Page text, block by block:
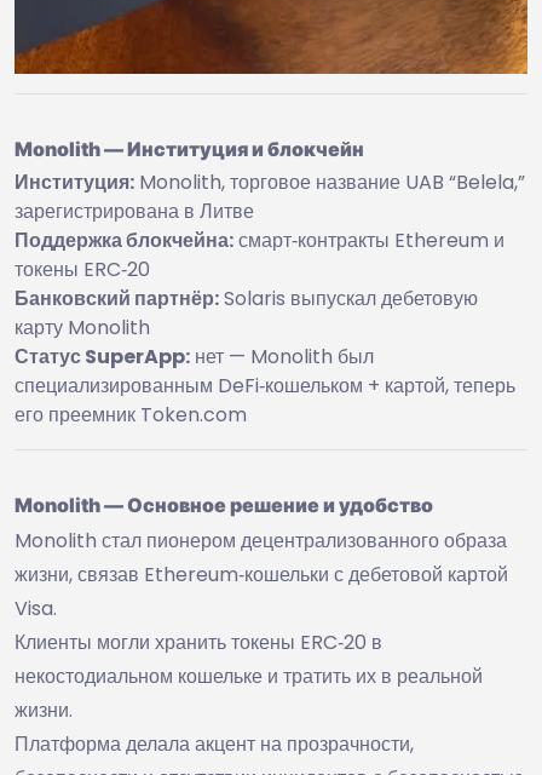
Monolith — Институция и блокчейн
Институция: Monolith, торговое название UAB “Belela,”
зарегистрирована в Литве
Поддержка блокчейна:смарт‑контракты Ethereum и
токены ERC‑20
Банковский партнёр:Solaris выпускал дебетовую
карту Monolith
Статус SuperApp: нет — Monolith был
специализированным DeFi‑кошельком + картой, теперь
его преемник Token.com
Monolith — Основное решение и удобство
Monolith стал пионером децентрализованного образа
жизни, связав Ethereum‑кошельки с дебетовой картой
Visa.
Клиенты могли хранить токены ERC‑20 в
некостодиальном кошельке и тратить их в реальной
жизни.
Платформа делала акцент на прозрачности,